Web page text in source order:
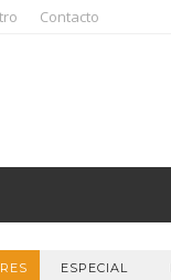
Contacto
ESPECIAL